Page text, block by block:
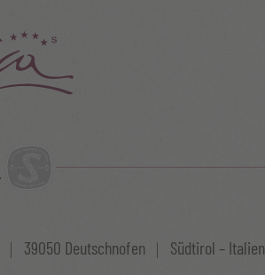
39050 Deutschnofen
Südtirol – Italien